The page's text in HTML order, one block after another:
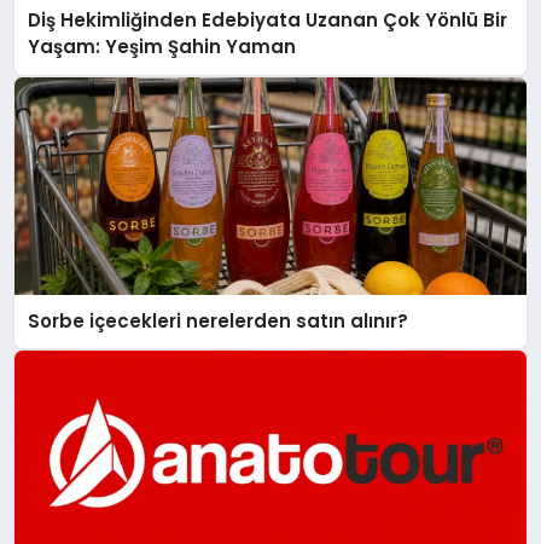
Diş Hekimliğinden Edebiyata Uzanan Çok Yönlü Bir
Yaşam: Yeşim Şahin Yaman
Sorbe içecekleri nerelerden satın alınır?